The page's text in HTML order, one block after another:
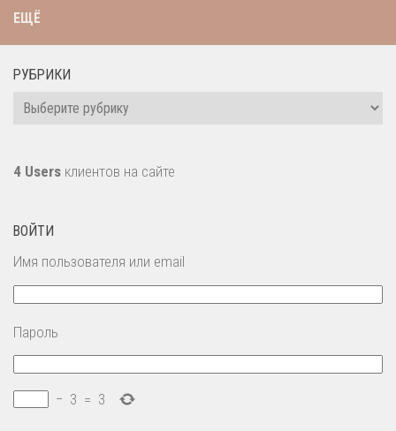
ЕЩЁ
РУБРИКИ
Рубрики
4 Users клиентов на сайте
ВОЙТИ
Имя пользователя или email
Пароль
− 3 = 3